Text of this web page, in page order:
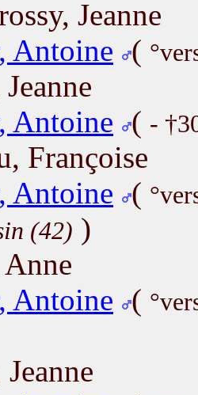
Jeanne
Antoine (
Antoine ( -
Françoise
Antoine (
(42) )
Antoine (